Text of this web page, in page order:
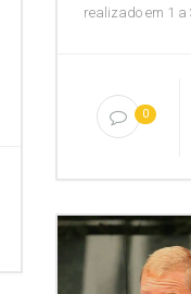
realizado em 1 a
0